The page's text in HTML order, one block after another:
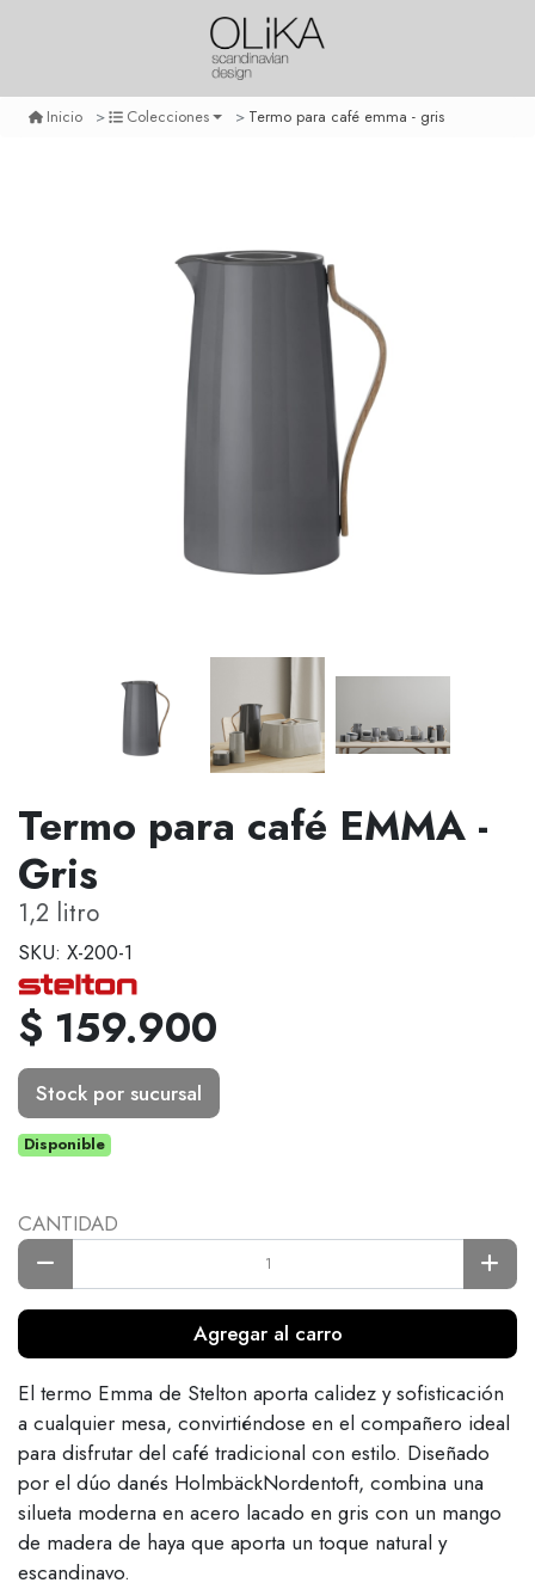
Inicio Colecciones Termo para café emma - gris
Termo para café EMMA -
Gris
1,2 litro
SKU: X-200-1
$ 159.900
Stock por sucursal
Disponible
CANTIDAD
Agregar al carro
El termo Emma de Stelton aporta calidez y sofisticación
a cualquier mesa, convirtiéndose en el compañero ideal
para disfrutar del café tradicional con estilo. Diseñado
por el dúo danés HolmbäckNordentoft, combina una
silueta moderna en acero lacado en gris con un mango
de madera de haya que aporta un toque natural y
escandinavo.